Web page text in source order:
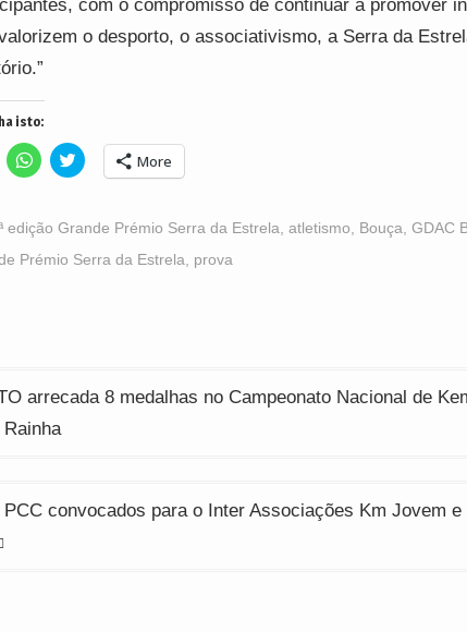
com o compromisso de continuar a promover
o desporto, o associativismo, a Serra da
isto:
Click
to
(Opens
in
new
window)
Click
to
share
(Opens
new
window)
More
edição Grande Prémio Serra da Estrela atletismo Bouça GDAC
Prémio Serra da Estrela
prova
arrecada 8 medalhas no Campeonato Nacional de
convocados para o Inter Associações Km Jovem e